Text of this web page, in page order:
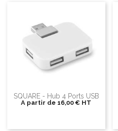
SQUARE - Hub 4 Ports USB
A partir de 16,00 € HT